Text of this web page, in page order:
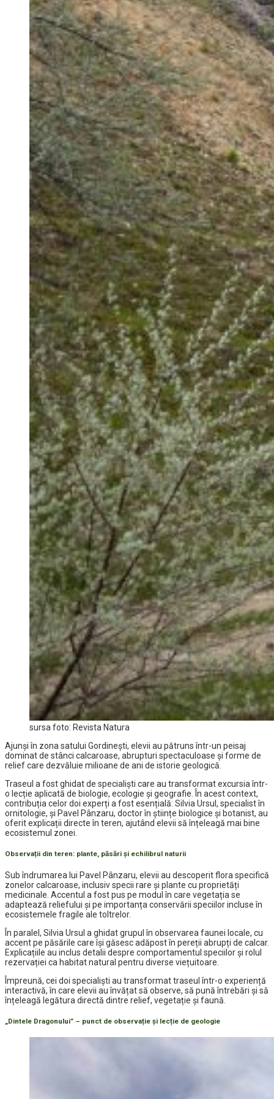
sursa foto: Revista Natura
Ajunși în zona satului Gordinești, elevii au pătruns într-un peisaj
dominat de stânci calcaroase, abrupturi spectaculoase și forme de
relief care dezvăluie milioane de ani de istorie geologică.
Traseul a fost ghidat de specialiști care au transformat excursia într-
o lecție aplicată de biologie, ecologie și geografie. În acest context,
contribuția celor doi experți a fost esențială: Silvia Ursul, specialist în
ornitologie, și Pavel Pânzaru, doctor în științe biologice și botanist, au
oferit explicații directe în teren, ajutând elevii să înțeleagă mai bine
ecosistemul zonei.
Observații din teren: plante, păsări și echilibrul naturii
Sub îndrumarea lui Pavel Pânzaru, elevii au descoperit flora specifică
zonelor calcaroase, inclusiv specii rare și plante cu proprietăți
medicinale. Accentul a fost pus pe modul în care vegetația se
adaptează reliefului și pe importanța conservării speciilor incluse în
ecosistemele fragile ale toltrelor.
În paralel, Silvia Ursul a ghidat grupul în observarea faunei locale, cu
accent pe păsările care își găsesc adăpost în pereții abrupți de calcar.
Explicațiile au inclus detalii despre comportamentul speciilor și rolul
rezervației ca habitat natural pentru diverse viețuitoare.
Împreună, cei doi specialiști au transformat traseul într-o experiență
interactivă, în care elevii au învățat să observe, să pună întrebări și să
înțeleagă legătura directă dintre relief, vegetație și faună.
„Dintele Dragonului” – punct de observație și lecție de geologie